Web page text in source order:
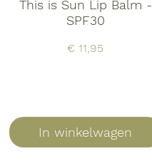
This is Sun Lip Balm -
SPF30
Prijs
€ 11,95
In winkelwagen